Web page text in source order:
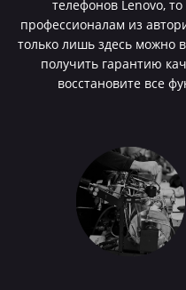
телефонов Lenovo,
профессионалам из
только лишь здесь можно
получить гарантию
восстановите все